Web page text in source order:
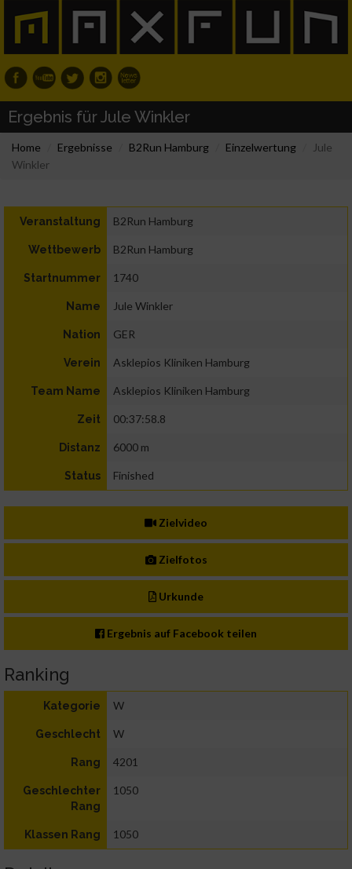
Ergebnis für Jule Winkler
Home Ergebnisse B2Run Hamburg Einzelwertung
Jule
Winkler
Veranstaltung B2Run Hamburg
Wettbewerb B2Run Hamburg
Startnummer 1740
Name Jule Winkler
Nation GER
Verein Asklepios Kliniken Hamburg
Team Name Asklepios Kliniken Hamburg
Zeit 00:37:58.8
Distanz 6000 m
Status Finished
Zielvideo
Zielfotos
Urkunde
Ergebnis auf Facebook teilen
Ranking
Kategorie W
Geschlecht W
Rang 4201
Geschlechter
Rang
1050
Klassen Rang 1050